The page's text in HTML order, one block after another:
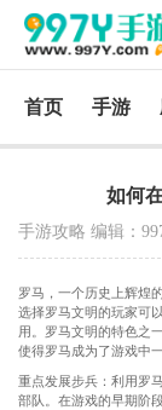
首页 手游
如何
手游攻略 编辑：
罗马，一个历史上辉煌
选择罗马文明的玩家可
用。罗马文明的特色之
使得罗马成为了游戏中
重点发展步兵：利用罗
部队。在游戏的早期阶